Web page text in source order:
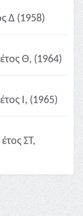
Δ (1958)
Θ, (1964)
Ι, (1965)
ΣΤ,